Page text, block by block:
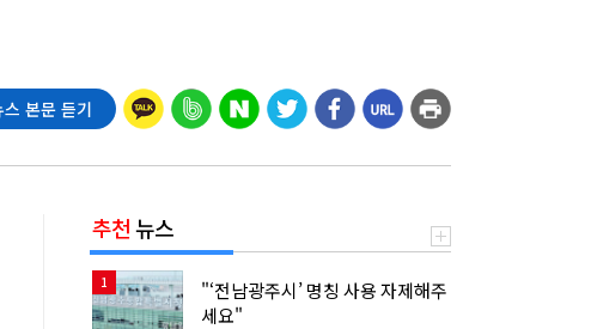
스 본문 듣기
추천뉴스
1
"‘전남광주시’ 명칭 사용 자제해주
세요"